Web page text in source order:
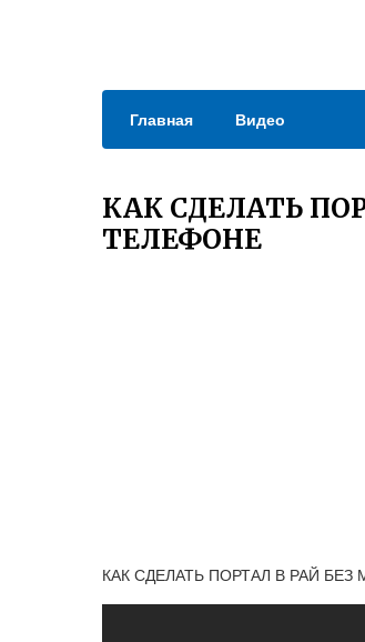
Главная Видео
КАК СДЕЛАТЬ
ТЕЛЕФОНЕ
КАК СДЕЛАТЬ ПОРТАЛ В РАЙ БЕЗ